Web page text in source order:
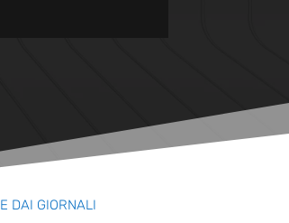
DAI GIORNALI